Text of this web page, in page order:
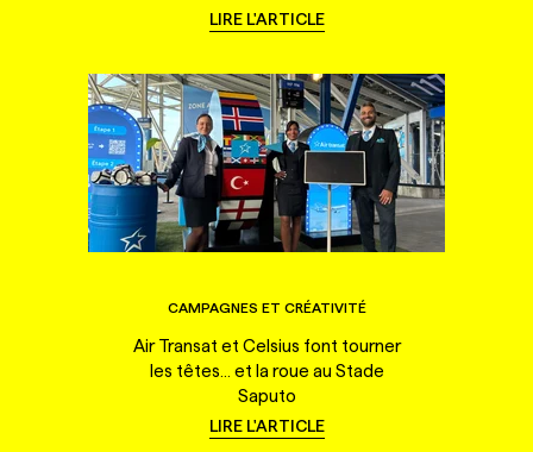
LIRE L'ARTICLE
CAMPAGNES ET CRÉATIVITÉ
Air Transat et Celsius font tourner
les têtes... et la roue au Stade
Saputo
LIRE L'ARTICLE